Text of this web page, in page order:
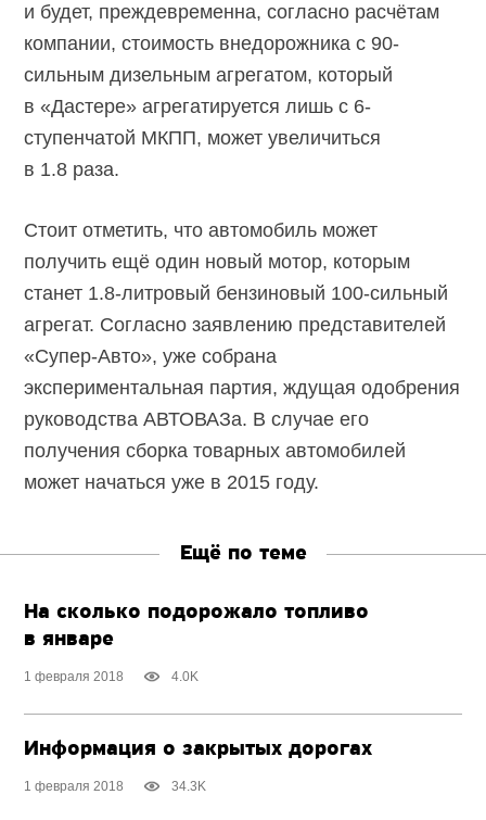
и будет, преждевременна, согласно расчётам
компании, стоимость внедорожника c 90-
сильным дизельным агрегатом, который
в «Дастере» агрегатируется лишь с 6-
ступенчатой МКПП, может увеличиться
в 1.8 раза.
Стоит отметить, что автомобиль может
получить ещё один новый мотор, которым
станет 1.8-литровый бензиновый 100-сильный
агрегат. Согласно заявлению представителей
«Супер-Авто», уже собрана
экспериментальная партия, ждущая одобрения
руководства АВТОВАЗа. В случае его
получения сборка товарных автомобилей
может начаться уже в 2015 году.
Ещё по теме
На сколько подорожало топливо
в январе
1 февраля 2018 4.0K
Информация о закрытых дорогах
1 февраля 2018 34.3K